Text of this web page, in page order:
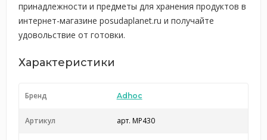
принадлежности и предметы для хранения продуктов в
интернет-магазине posudaplanet.ru и получайте
удовольствие от готовки.
Характеристики
Бренд Adhoc
Артикул арт. MP430